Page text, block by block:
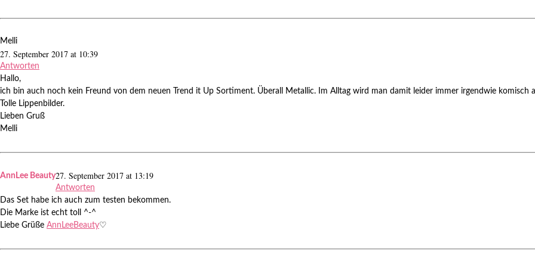
Melli
27. September 2017 at 10:39
Antworten
Hallo,
ich bin auch noch kein Freund von dem neuen Trend it Up Sortiment. Überall Metallic. Im Alltag wird man damit leider immer irgendwie komisch
Tolle Lippenbilder.
Lieben Gruß
Melli
AnnLee Beauty27. September 2017 at 13:19
Antworten
Das Set habe ich auch zum testen bekommen.
Die Marke ist echt toll ^-^
Liebe Grüße AnnLeeBeauty♡